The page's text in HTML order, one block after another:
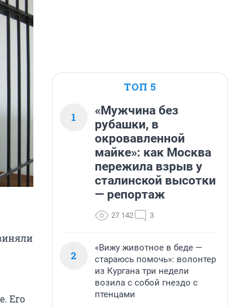
Его
ТОП 5
1
«Мужчина без
рубашки, в
окровавленной
майке»: как Москва
пережила взрыв у
сталинской высотки
— репортаж
27 142 3
2
«Вижу животное в беде —
стараюсь помочь»: волонтер
из Кургана три недели
возила с собой гнездо с
птенцами